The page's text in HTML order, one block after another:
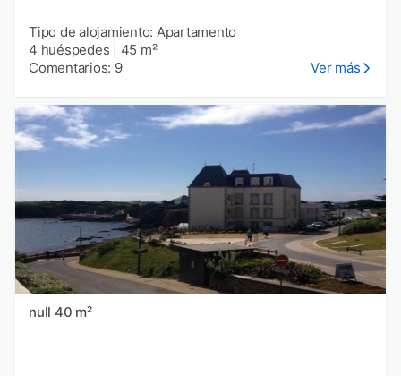
Tipo de alojamiento: Apartamento
4 huéspedes
45 m²
Comentarios: 9
Ver más
null 40 m²